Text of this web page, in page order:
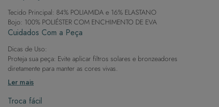
Tecido Premium: Alta qualidade para durabilidade e
conforto durante o verão.
Este sutiã é perfeito para quem deseja aliar estilo e
funcionalidade, tornando-se uma peça indispensável
para dias ensolarados à beira-mar.
Tecido Principal: 84% POLIAMIDA e 16% ELASTANO
Bojo: 100% POLIÉSTER COM ENCHIMENTO DE EVA
Cuidados Com a Peça
Dicas de Uso:
Proteja sua peça: Evite aplicar filtros solares e bronzeadores
diretamente para manter as cores vivas.
Após a piscina: Lembre-se de que o cloro pode desgastar o tecido,
então enxague após sair da água.
Evite superfícies ásperas: Para manter a integridade do tecido, evite
Ler mais
Troca fácil